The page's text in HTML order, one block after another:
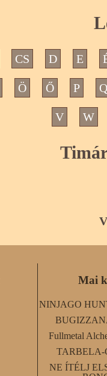
CS D E
Ö Ő P Q
V W
Mai
NINJAGO
Fullmetal
TARBELA-
NE ÍTÉLJ